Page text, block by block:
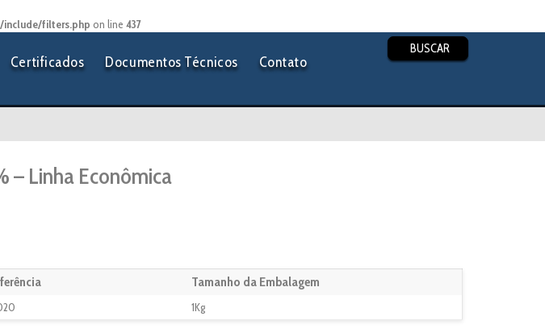
filters.php on line 437
BUSCAR
Certificados Documentos Técnicos Contato
– Linha Econômica
Tamanho da Embalagem
1Kg